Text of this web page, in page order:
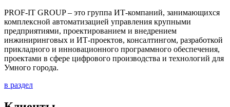
PROF-IT GROUP – это группа ИТ-компаний, занимающихся
комплексной автоматизацией управления крупными
предприятиями, проектированием и внедрением
инжиниринговых и ИТ-проектов, консалтингом, разработкой
прикладного и инновационного программного обеспечения,
проектами в сфере цифрового производства и технологий для
Умного города.
в раздел